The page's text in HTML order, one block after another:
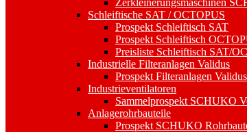
Zerkleinerungsmaschinen
Schleiftische SAT / OCTOPUS
Prospekt Schleiftisch SAT
Prospekt Schleiftisch
Preisliste Schleiftisch SAT/
Industrielle Filteranlagen Validus
Prospekt Filteranlagen Validus
Industrieventilatoren
Sammelprospekt SCHUKO
Anlagerohrbauteile
Prospekt SCHUKO